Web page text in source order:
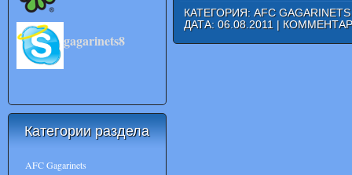
gagarinets8
Категории раздела
AFC Gagarinets
КАТЕГОРИЯ: AFC GAGARINETS
ДАТА: 06.08.2011 |